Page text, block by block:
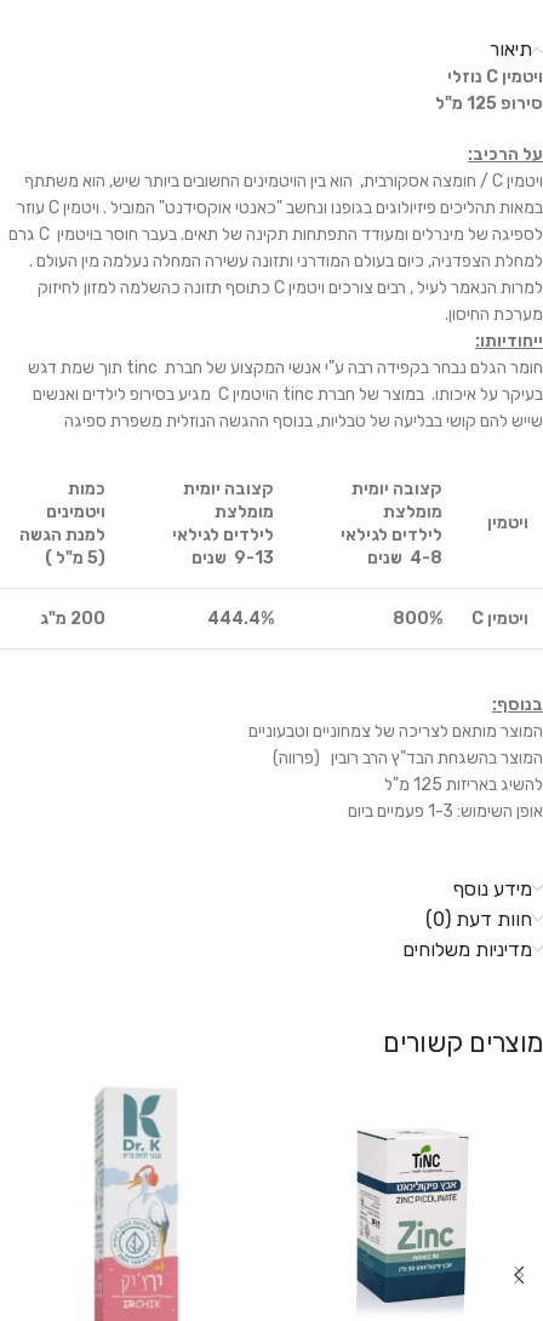
תיאור
ויטמין C נוזלי
סירופ 125 מ"ל
על הרכיב:
ויטמיןC / חומצה אסקורבית, הוא בין הויטמינים החשובים ביותר שיש, הוא משתתף
במאות תהליכים פיזיולוגים בגופנו ונחשב "כאנטי אוקסידנט" המוביל . ויטמיןC עוזר
לספיגה של מינרלים ומעודד התפתחות תקינה של תאים. בעבר חוסר בויטמין C גרם
למחלת הצפדניה, כיום בעולם המודרני ותזונה עשירה המחלה נעלמה מין העולם .
למרות הנאמר לעיל , רבים צורכים ויטמיןC כתוסף תזונה כהשלמה למזון לחיזוק
מערכת החיסון.
ייחודיותו:
חומר הגלם נבחר בקפידה רבה ע"י אנשי המקצוע של חברת tinc תוך שמת דגש
בעיקר על איכותו. במוצר של חברת tinc הויטמיןC מגיע בסירופ לילדים ואנשים
שייש להם קושי בבליעה של טבליות, בנוסף ההגשה הנוזלית משפרת ספיגה
ויטמין
קצובה יומית
מומלצת
לילדים לגילאי
4-8 שנים
קצובה יומית
מומלצת
לילדים לגילאי
9-13 שנים
כמות
ויטמינים
למנת הגשה
(5 מ"ל )
ויטמין C
800%
444.4% 200 מ"ג
בנוסף:
המוצר מותאם לצריכה של צמחוניים וטבעוניים
המוצר בהשגחת הבד"ץ הרב רובין (פרווה)
להשיג באריזות 125 מ"ל
אופן השימוש: 1-3 פעמיים ביום
מידע נוסף
חוות דעת (0)
מדיניות משלוחים
מוצרים קשורים